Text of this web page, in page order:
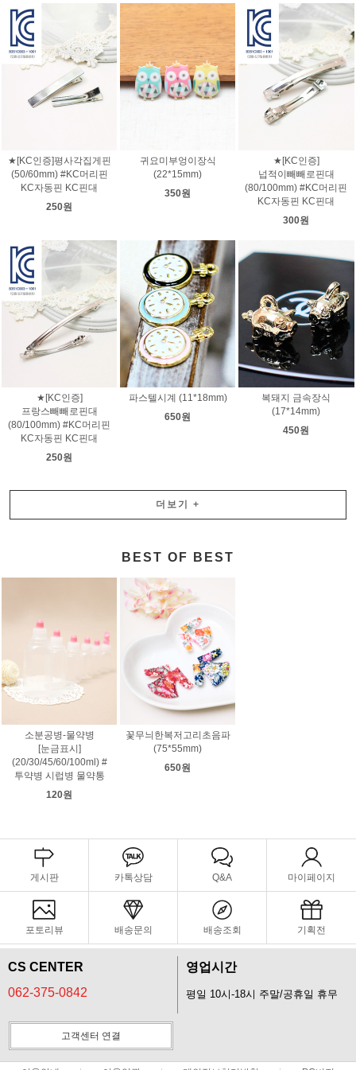
★[KC인증]평사각집게핀
(50/60mm) #KC머리핀
KC자동핀 KC핀대
250원
귀요미부엉이장식
(22*15mm)
350원
★[KC인증]
넙적이빼빼로핀대
(80/100mm) #KC머리핀
KC자동핀 KC핀대
300원
★[KC인증]
프랑스빼빼로핀대
(80/100mm) #KC머리핀
KC자동핀 KC핀대
250원
파스텔시계 (11*18mm)
650원
복돼지 금속장식
(17*14mm)
450원
더보기 +
BEST OF BEST
소분공병-물약병
[눈금표시]
(20/30/45/60/100ml) #
투약병 시럽병 물약통
120원
꽃무늬한복저고리초음파
(75*55mm)
650원
게시판 카톡상담 Q&A 마이페이지
포토리뷰 배송문의 배송조회 기획전
CS CENTER
062-375-0842
영업시간
평일 10시-18시 주말/공휴일 휴무
고객센터 연결